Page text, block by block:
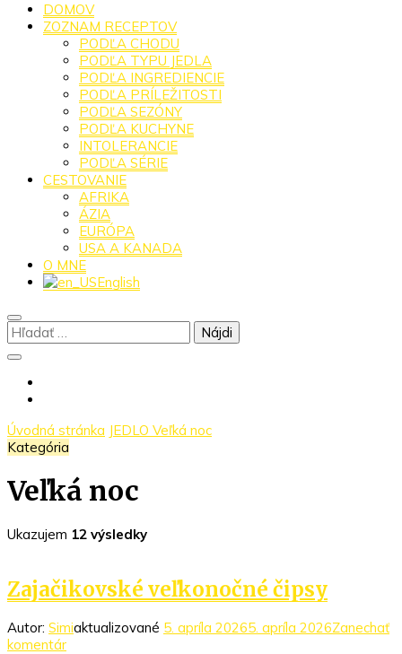
DOMOV
ZOZNAM RECEPTOV
PODĽA CHODU
PODĽA TYPU JEDLA
PODĽA INGREDIENCIE
PODĽA PRÍLEŽITOSTI
PODĽA SEZÓNY
PODĽA KUCHYNE
INTOLERANCIE
PODĽA SÉRIE
CESTOVANIE
AFRIKA
ÁZIA
EURÓPA
USA A KANADA
O MNE
English
Hľadať:
Úvodná stránka JEDLO Veľká noc
Kategória
Veľká noc
Ukazujem 12 výsledky
Zajačikovské veľkonočné čipsy
Autor: Simiaktualizované 5. apríla 20265. apríla 2026Zanechať
komentárk